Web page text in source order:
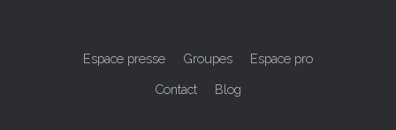
Espace presse Groupes Espace pro
Contact Blog